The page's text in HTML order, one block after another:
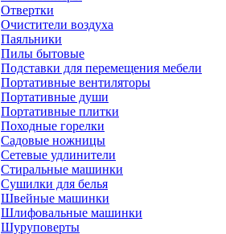
Отвертки
Очистители воздуха
Паяльники
Пилы бытовые
Подставки для перемещения мебели
Портативные вентиляторы
Портативные души
Портативные плитки
Походные горелки
Садовые ножницы
Сетевые удлинители
Стиральные машинки
Сушилки для белья
Швейные машинки
Шлифовальные машинки
Шуруповерты